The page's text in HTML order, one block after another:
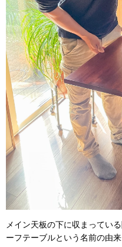
メイン天板の下に収まってい
ーフテーブルという名前の由来